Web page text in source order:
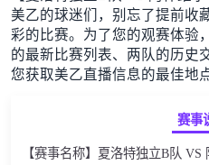
西甲新闻
美乙的球迷们，别忘了提前收
彩的比赛。为了您的观赛体验
的最新比赛列表、两队的历史
您获取美乙直播信息的最佳地
赛事
【赛事名称】夏洛特独立B队 VS